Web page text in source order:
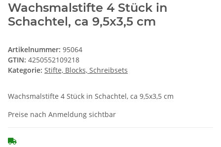
Wachsmalstifte 4 Stück in
Schachtel, ca 9,5x3,5 cm
Artikelnummer: 95064
GTIN: 4250552109218
Kategorie: Stifte, Blocks, Schreibsets
Wachsmalstifte 4 Stück in Schachtel, ca 9,5x3,5 cm
Preise nach Anmeldung sichtbar